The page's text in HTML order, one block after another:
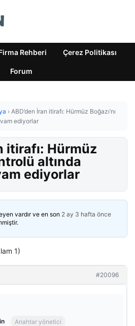
Rehberi Çerez Politikası
Forum
› ABD’den İran itirafı: Hürmüz Boğazı’nı
ediyorlar
itirafı: Hürmüz
altında
ediyorlar
vardır ve en son 2 ay 3 hafta önce
1)
#20096
Anahtar yönetici